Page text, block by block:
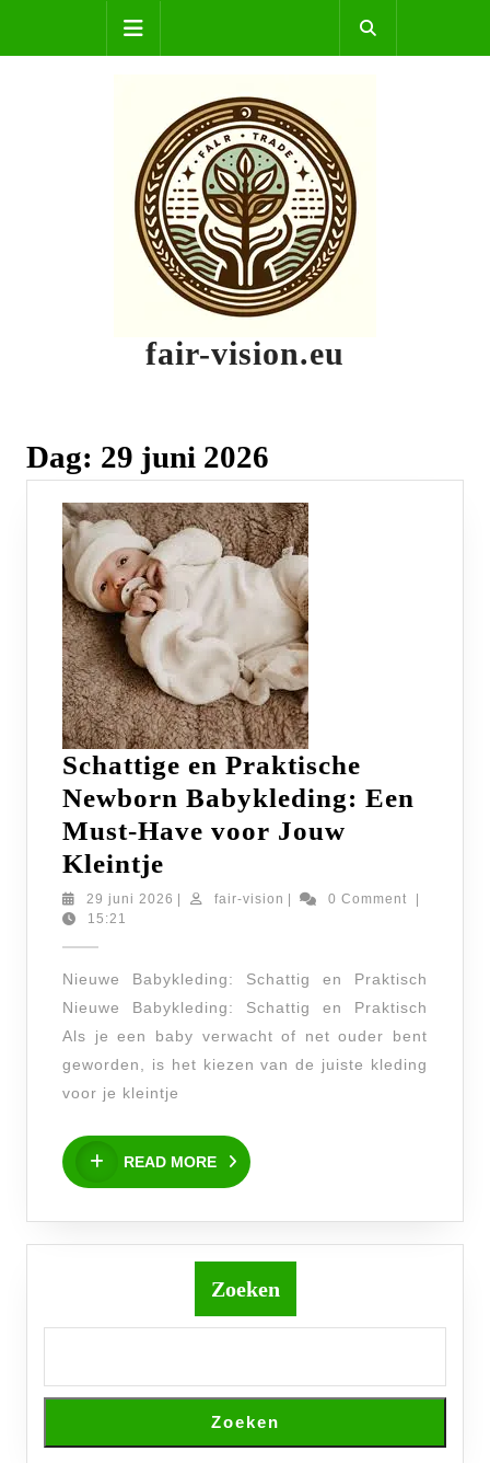
content
fair-vision.eu
Dag: 29 juni 2026
Schattige en Praktische
Newborn Babykleding: Een
Must-Have voor Jouw
Kleintje
en
Babykleding:
Een
Must-
Have
Jouw
Kleintje
29 juni 2026 29
fair-vision fair-
0 Comment
15:21
Nieuwe Babykleding: Schattig en Praktisch
Nieuwe Babykleding: Schattig en Praktisch
Als je een baby verwacht of net ouder bent
geworden, is het kiezen van de juiste kleding
voor je kleintje
READ MORE
READ
MORE
Zoeken
Zoeken